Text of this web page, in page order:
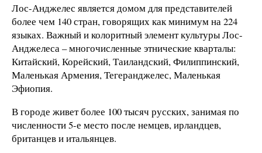
Лос-Анджелес является домом для представителей
более чем 140 стран, говорящих как минимум на 224
языках. Важный и колоритный элемент культуры Лос-
Анджелеса – многочисленные этнические кварталы:
Китайский, Корейский, Таиландский, Филиппинский,
Маленькая Армения, Тегеранджелес, Маленькая
Эфиопия.
В городе живет более 100 тысяч русских, занимая по
численности 5-е место после немцев, ирландцев,
британцев и итальянцев.